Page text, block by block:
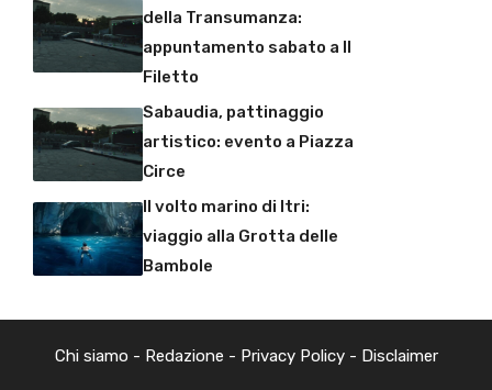
della Transumanza:
appuntamento sabato a Il
Filetto
Sabaudia, pattinaggio
artistico: evento a Piazza
Circe
Il volto marino di Itri:
viaggio alla Grotta delle
Bambole
Chi siamo - Redazione - Privacy Policy- Disclaimer